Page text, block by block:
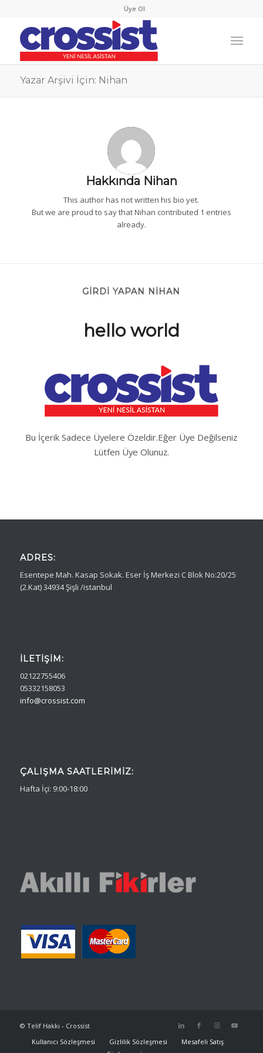
Üye Ol
Yazar Arşivi İçin: Nihan
Hakkında Nihan
This author has not written his bio yet.
But we are proud to say thatNihan contributed 1 entries
already.
GIRDI YAPAN NIHAN
hello world
Bu İçerik Sadece Üyelere Özeldir.Eğer Üye Değilseniz
Lütfen Üye Olunuz.
ADRES:
Esentepe Mah. Kasap Sokak. Eser İş Merkezi C Blok No:20/25
(2.Kat) 34934 Şişli /istanbul
İLETIŞIM:
02122755406
05332158053
info@crossist.com
ÇALIŞMA SAATLERIMIZ:
Hafta İçi: 9:00-18:00
© Telif Hakkı - Crossist
Kullanıcı Sözleşmesi
Gizlilik Sözleşmesi
Mesafeli Satış